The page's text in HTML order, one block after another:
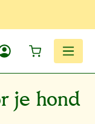
je hond